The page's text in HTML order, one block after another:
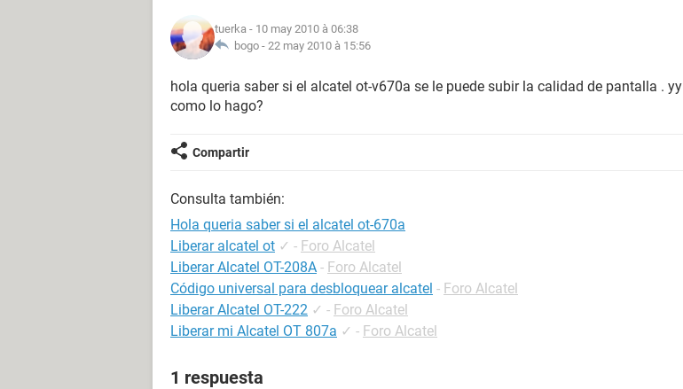
tuerka - 10 may 2010 à 06:38
bogo - 22 may 2010 à 15:56
hola queria saber si el alcatel ot-v670a se le puede subir la calidad de pantalla . yy
como lo hago?
Compartir
Consulta también:
Hola queria saber si el alcatel ot-670a
Liberar alcatel ot ✓ - Foro Alcatel
Liberar Alcatel OT-208A - Foro Alcatel
Código universal para desbloquear alcatel - Foro Alcatel
Liberar Alcatel OT-222 ✓ - Foro Alcatel
Liberar mi Alcatel OT 807a ✓ - Foro Alcatel
1 respuesta